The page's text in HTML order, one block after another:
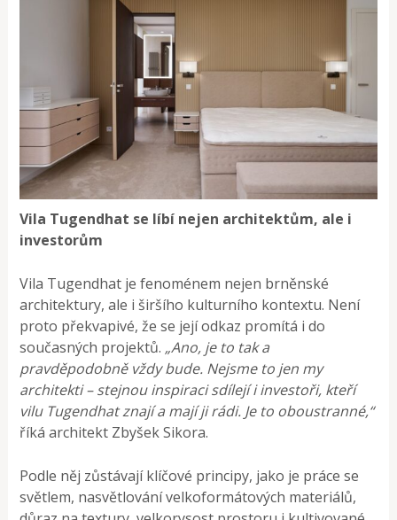
Vila Tugendhat se líbí nejen architektům, ale i
investorům
Vila Tugendhat je fenoménem nejen brněnské
architektury, ale i širšího kulturního kontextu. Není
proto překvapivé, že se její odkaz promítá i do
současných projektů. „Ano, je to tak a
pravděpodobně vždy bude. Nejsme to jen my
architekti – stejnou inspiraci sdílejí i investoři, kteří
vilu Tugendhat znají a mají ji rádi. Je to oboustranné,“
říká architekt Zbyšek Sikora.
Podle něj zůstávají klíčové principy, jako je práce se
světlem, nasvětlování velkoformátových materiálů,